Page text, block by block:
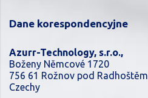
Dane korespondencyjne
Azurr-Technology, s.r.o.,
Boženy Němcové 1720
756 61 Rožnov pod Radhoštěm
Czechy